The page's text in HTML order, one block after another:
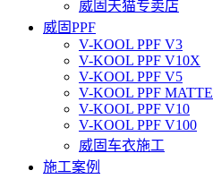
威固天猫专卖店
威固PPF
V-KOOL PPF V3
V-KOOL PPF V10X
V-KOOL PPF V5
V-KOOL PPF MATTE
V-KOOL PPF V10
V-KOOL PPF V100
威固车衣施工
施工案例